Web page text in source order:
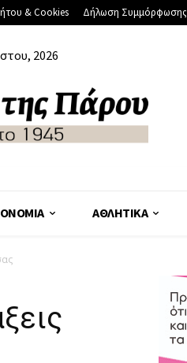
& Cookies Δήλωση Συμμόρφωσης
2026
ΑΘΛΗΤΙΚΆ